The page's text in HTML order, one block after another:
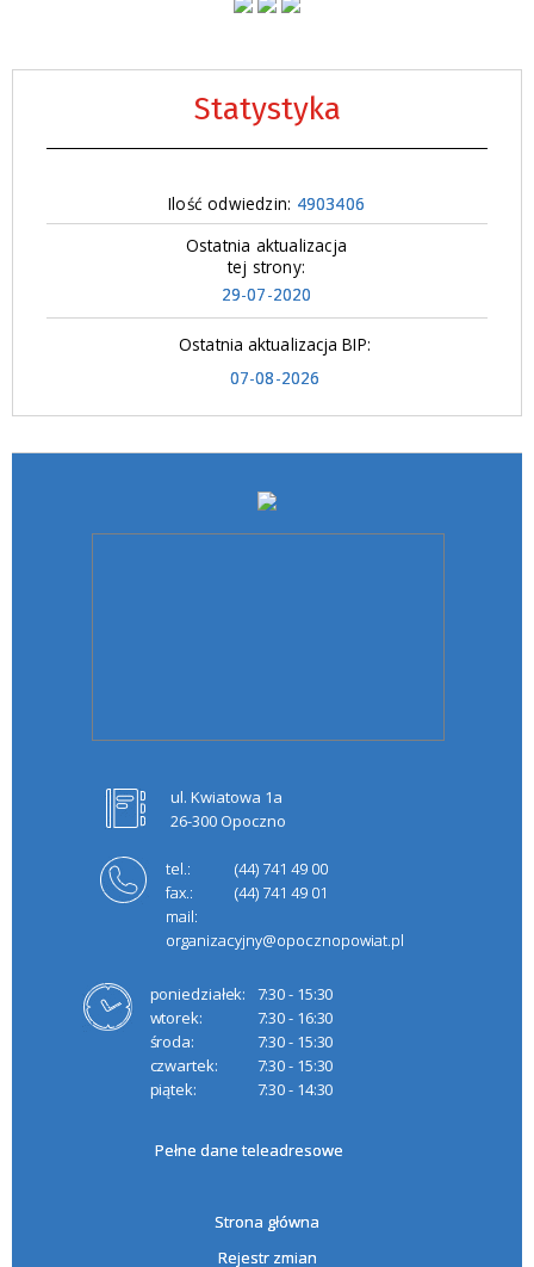
Statystyka
Ilość odwiedzin: 4903406
Ostatnia aktualizacja
tej strony:
29-07-2020
Ostatnia aktualizacja BIP:
07-08-2026
ul. Kwiatowa 1a
26-300 Opoczno
tel.:
(44) 741 49 00
fax.:
(44) 741 49 01
mail:
organizacyjny@opocznopowiat.pl
poniedziałek:
7:30 - 15:30
wtorek:
7:30 - 16:30
środa:
7:30 - 15:30
czwartek:
7:30 - 15:30
piątek:
7:30 - 14:30
Pełne dane teleadresowe
Strona główna
Rejestr zmian